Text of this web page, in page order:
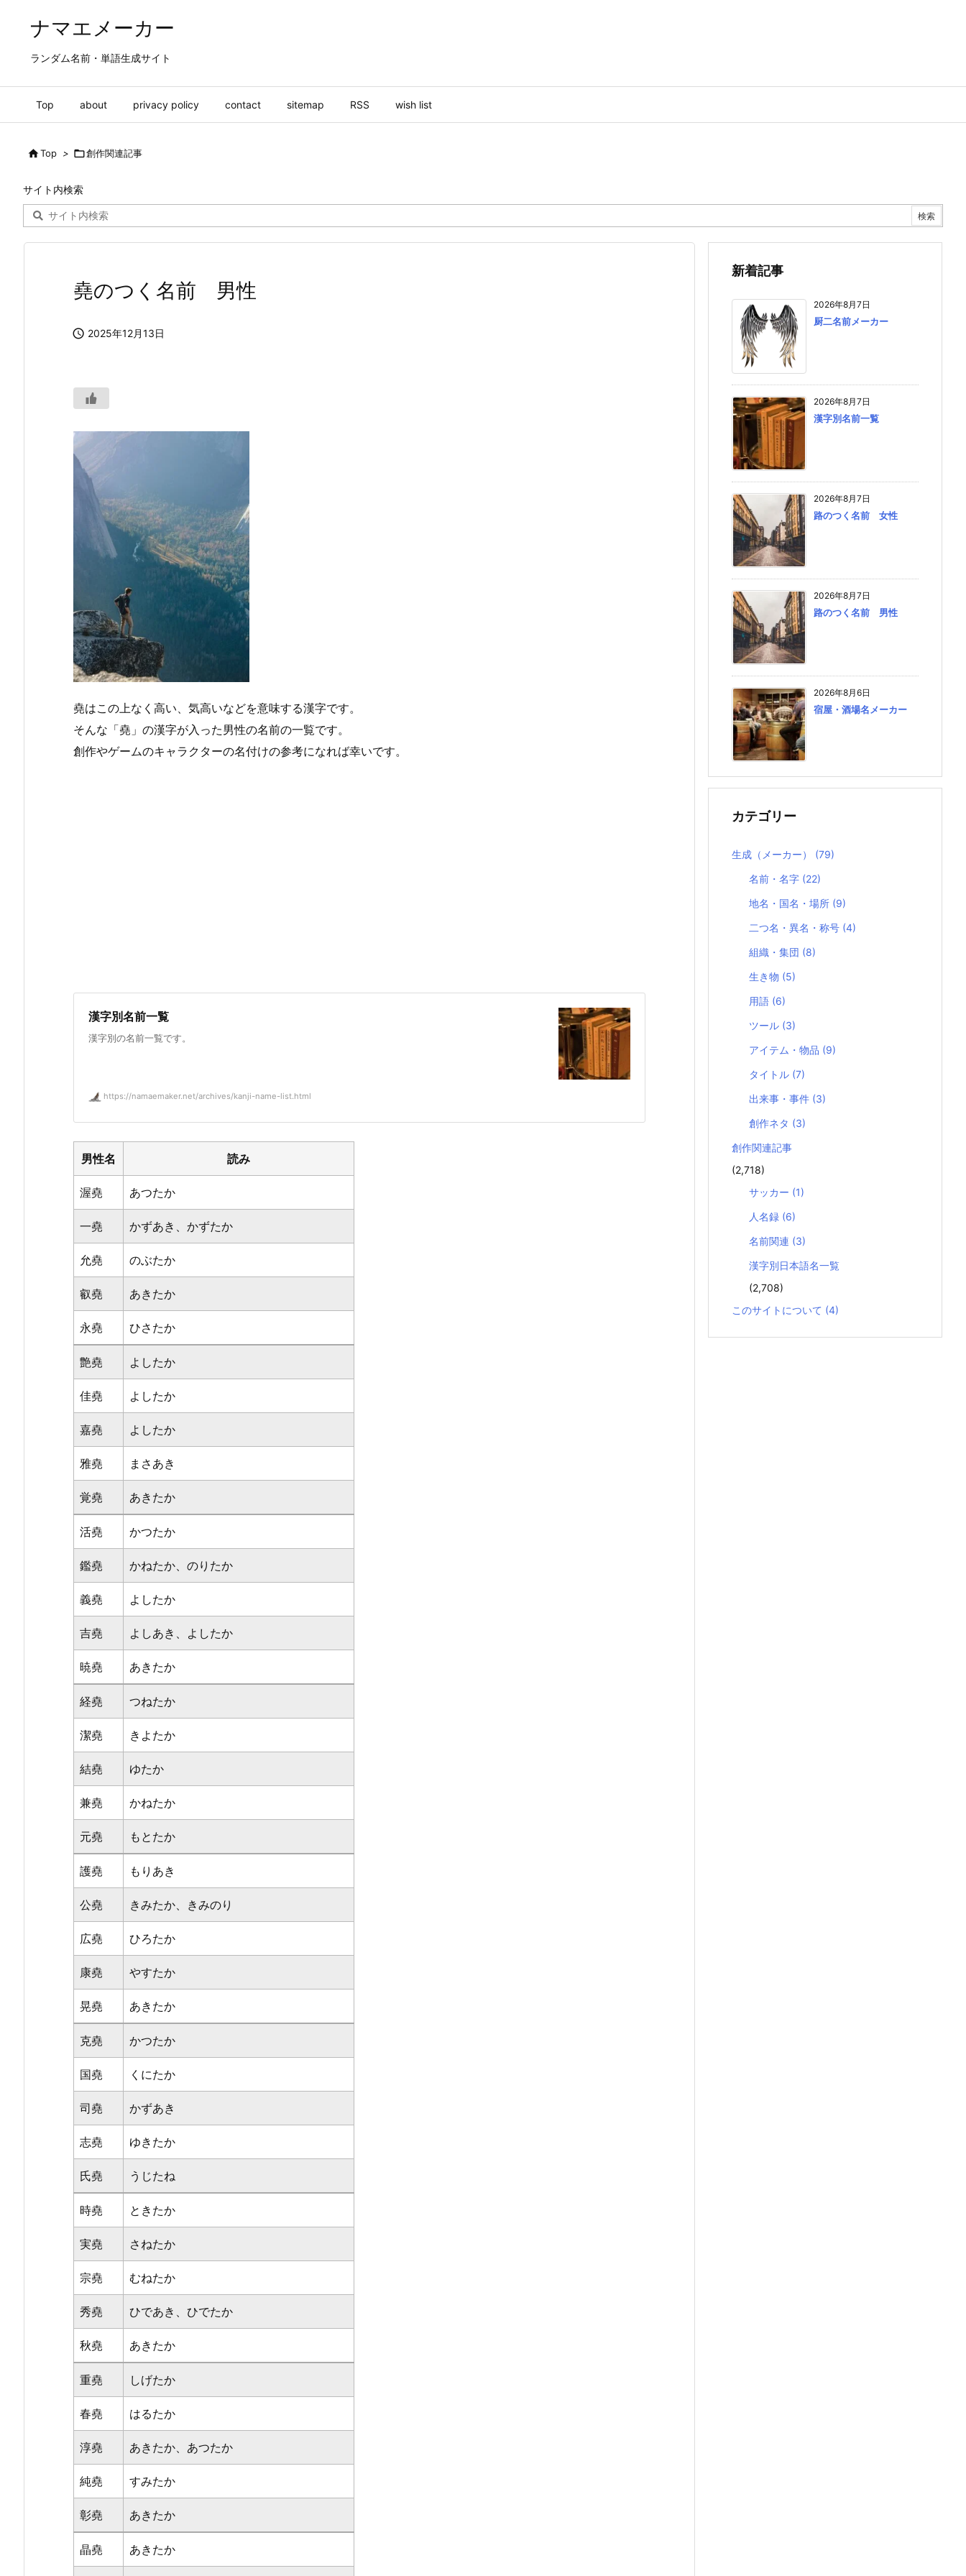
ナマエメーカー
ランダム名前・単語生成サイト
Top about privacy policy contact sitemap RSS wish list
Top > 創作関連記事
サイト内検索
堯のつく名前 男性
 2025年12月13日
堯はこの上なく高い、気高いなどを意味する漢字です。
そんな「堯」の漢字が入った男性の名前の一覧です。
創作やゲームのキャラクターの名付けの参考になれば幸いです。
漢字別名前一覧
漢字別の名前一覧です。
https://namaemaker.net/archives/kanji-name-list.html
男性名 読み
渥堯 あつたか
一堯 かずあき、かずたか
允堯 のぶたか
叡堯 あきたか
永堯 ひさたか
艶堯 よしたか
佳堯 よしたか
嘉堯 よしたか
雅堯 まさあき
覚堯 あきたか
活堯 かつたか
鑑堯 かねたか、のりたか
義堯 よしたか
吉堯 よしあき、よしたか
暁堯 あきたか
経堯 つねたか
潔堯 きよたか
結堯 ゆたか
兼堯 かねたか
元堯 もとたか
護堯 もりあき
公堯 きみたか、きみのり
広堯 ひろたか
康堯 やすたか
晃堯 あきたか
克堯 かつたか
国堯 くにたか
司堯 かずあき
志堯 ゆきたか
氏堯 うじたね
時堯 ときたか
実堯 さねたか
宗堯 むねたか
秀堯 ひであき、ひでたか
秋堯 あきたか
重堯 しげたか
春堯 はるたか
淳堯 あきたか、あつたか
純堯 すみたか
彰堯 あきたか
晶堯 あきたか
新着記事
2026年8月7日
厨二名前メーカー
2026年8月7日
漢字別名前一覧
2026年8月7日
路のつく名前 女性
2026年8月7日
路のつく名前 男性
2026年8月6日
宿屋・酒場名メーカー
カテゴリー
生成（メーカー） (79)
名前・名字 (22)
地名・国名・場所 (9)
二つ名・異名・称号 (4)
組織・集団 (8)
生き物 (5)
用語 (6)
ツール (3)
アイテム・物品 (9)
タイトル (7)
出来事・事件 (3)
創作ネタ (3)
創作関連記事
(2,718)
サッカー (1)
人名録 (6)
名前関連 (3)
漢字別日本語名一覧
(2,708)
このサイトについて (4)